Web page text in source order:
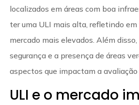
localizados em áreas com boa
ter uma ULI mais alta, refletindo em
mercado mais elevados. Além
segurança e a presença de áreas
aspectos que impactam a avaliação
ULI e o mercado